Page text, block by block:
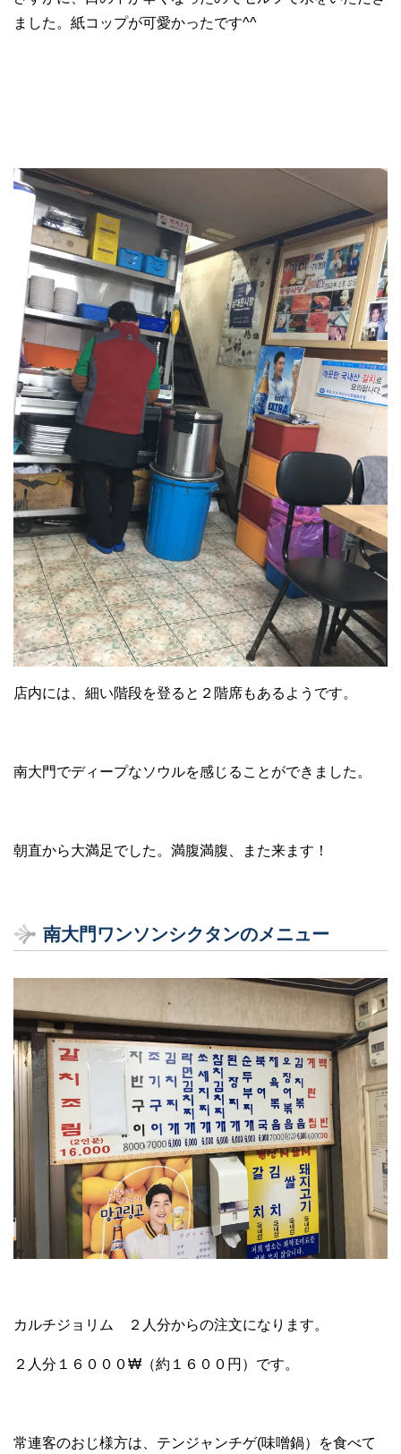
ました。紙コップが可愛かったです^^
店内には、細い階段を登ると２階席もあるようです。
南大門でディープなソウルを感じることができました。
朝直から大満足でした。満腹満腹、また来ます！
南大門ワンソンシクタンのメニュー
カルチジョリム ２人分からの注文になります。
２人分１６０００₩（約１６００円）です。
常連客のおじ様方は、テンジャンチゲ(味噌鍋）を食べて